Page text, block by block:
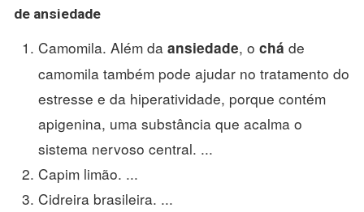
de ansiedade
Camomila. Além da ansiedade, o chá de
camomila também pode ajudar no tratamento do
estresse e da hiperatividade, porque contém
apigenina, uma substância que acalma o
sistema nervoso central. ...
Capim limão. ...
Cidreira brasileira. ...